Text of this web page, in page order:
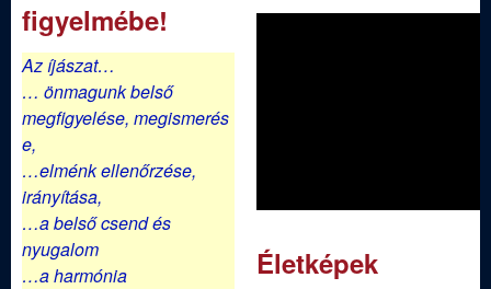
S
p
o
r
t
figyelmébe!
Az íjászat…
… önmagunk belső
megfigyelése, megismerés
e,
…elménk ellenőrzése,
irányítása,
…a belső csend és
nyugalom
…a harmónia
Életképek